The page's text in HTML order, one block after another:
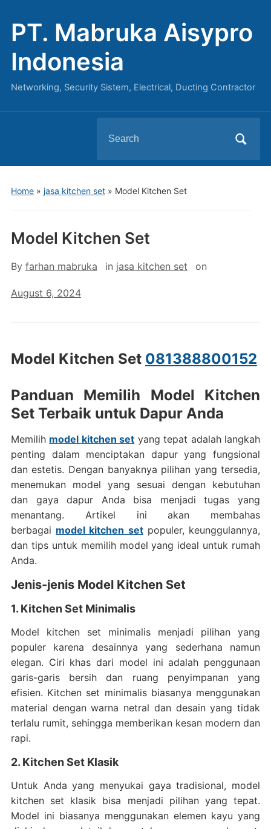
PT. Mabruka Aisypro
Indonesia
Networking, Security Sistem, Electrical, Ducting Contractor
for:
Home» jasa kitchen set» Model Kitchen Set
Model Kitchen Set
By farhan mabruka in jasa kitchen set on
August 6, 2024
Model Kitchen Set 081388800152
Panduan Memilih Model Kitchen
Set Terbaik untuk Dapur Anda
Memilih model kitchen set yang tepat adalah langkah
penting dalam menciptakan dapur yang fungsional
dan estetis. Dengan banyaknya pilihan yang tersedia,
menemukan model yang sesuai dengan kebutuhan
dan gaya dapur Anda bisa menjadi tugas yang
menantang. Artikel ini akan membahas
berbagai model kitchen setpopuler, keunggulannya,
dan tips untuk memilih model yang ideal untuk rumah
Anda.
Jenis-jenis Model Kitchen Set
1. Kitchen Set Minimalis
Model kitchen set minimalis menjadi pilihan yang
populer karena desainnya yang sederhana namun
elegan. Ciri khas dari model ini adalah penggunaan
garis-garis bersih dan ruang penyimpanan yang
efisien. Kitchen set minimalis biasanya menggunakan
material dengan warna netral dan desain yang tidak
terlalu rumit, sehingga memberikan kesan modern dan
rapi.
2. Kitchen Set Klasik
Untuk Anda yang menyukai gaya tradisional, model
kitchen set klasik bisa menjadi pilihan yang tepat.
Model ini biasanya menggunakan elemen kayu yang